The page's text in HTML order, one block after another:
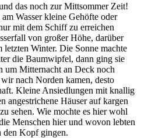
das noch zur Mittsommer Zeit!
Wasser kleine Gehöfte oder
mit dem Schiff zu erreichen
von großer Höhe, darüber
Winter. Die Sonne machte
die Baumwipfel, dann ging sie
um Mitternacht an Deck noch
nach Norden kamen, desto
Kleine Ansiedlungen mit knallig
angestrichene Häuser auf kargen
sehen. Wie mochte es hier wohl
Menschen hier und wovon lebten
den Kopf gingen.